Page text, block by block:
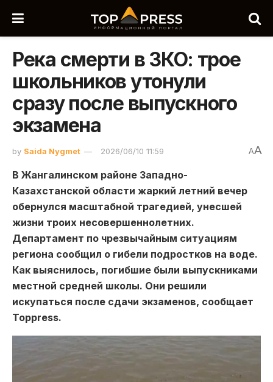
Река смерти в ЗКО: трое
школьников утонули
сразу после выпускного
экзамена
by Saida Nygmet 2026/06/10 11:59 AA
В Жангалинском районе Западно-
Казахстанской области жаркий летний вечер
обернулся масштабной трагедией, унесшей
жизни троих несовершеннолетних.
Департамент по чрезвычайным ситуациям
региона сообщил о гибели подростков на воде.
Как выяснилось, погибшие были выпускниками
местной средней школы. Они решили
искупаться после сдачи экзаменов, сообщает
Toppress.